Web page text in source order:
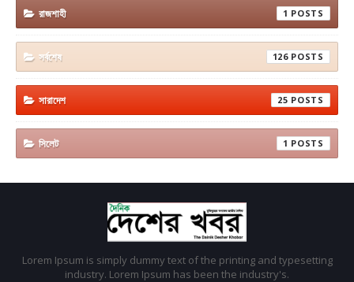
রাজশাহী 1
সর্বশেষ 126
সারাদেশ 25
সিলেট 1
Lorem Ipsum is simply dummy text of the printing and typesetting
industry. Lorem Ipsum has been the industry's.